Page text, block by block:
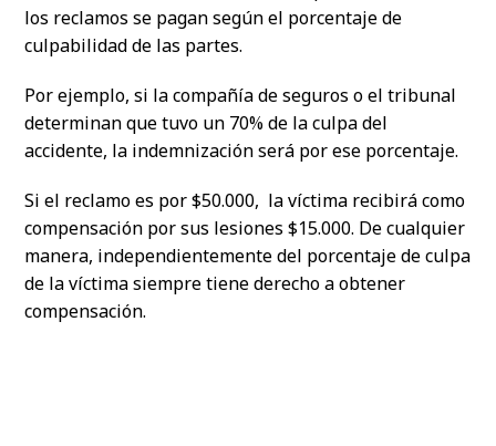
los reclamos se pagan según el porcentaje de
culpabilidad de las partes.
Por ejemplo, si la compañía de seguros o el tribunal
determinan que tuvo un 70% de la culpa del
accidente, la indemnización será por ese porcentaje.
Si el reclamo es por $50.000, la víctima recibirá como
compensación por sus lesiones $15.000. De cualquier
manera, independientemente del porcentaje de culpa
de la víctima siempre tiene derecho a obtener
compensación.